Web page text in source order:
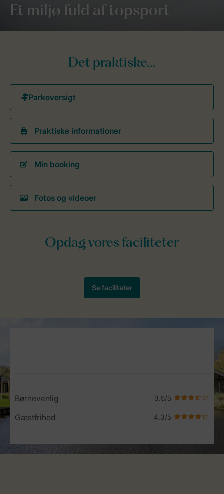
Et miljø fuld af topsport
Det praktiske...
Praktiske informationer
Min booking
Fotos og videoer
Service Rating from our guests
Børnevenlig
Gæstfrihed